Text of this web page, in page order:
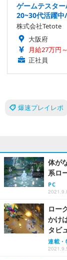
ゲームテスタ
20~30代活躍
株式会社Tetote
大阪府
月給27万円
正社員
爆速プレイレポ
体が
系ロ
PC
ロー
かけ
タビ
連載・